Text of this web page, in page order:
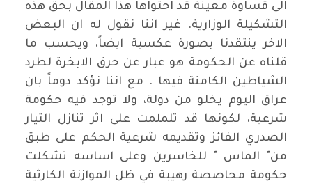
الى قساوة معينة قد احتواها هذا المقال بحق هذه
التشكيلة الوزارية. غير اننا نقول له ان البعض
الاخر ينتقدنا بصورة عكسية ايضاً، ويحسب ما
قلناه عن الحكومة هو عبار عن حرق الابخرة لطرد
الشياطين الكامنة فيها . مع اننا نؤكد دوماً بان
عراق اليوم يخلو من دولة، ولا توجد فيه حكومة
شرعية، لكونها قد تلملمت على اثر تنازل التيار
الصدري الفائز وتقديمه شرعية الحكم على طبق
من" الماس " للخاسرين وعلى اساسه تشكلت
حكومة محاصصة رهيبة في ظل الموازنة الكارثية